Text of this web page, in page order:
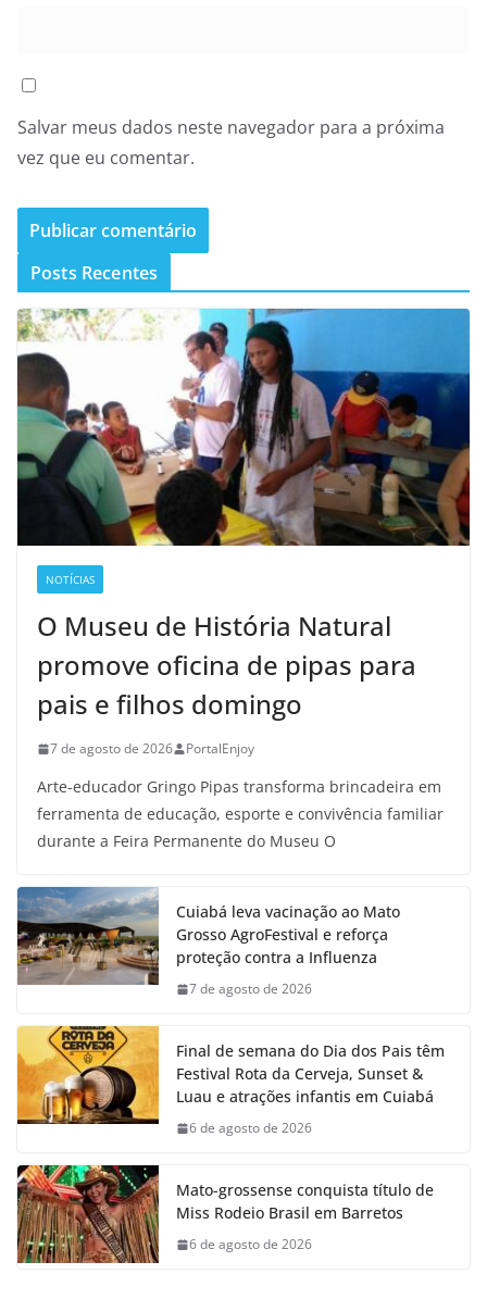
Salvar meus dados neste navegador para a próxima
vez que eu comentar.
Posts Recentes
NOTÍCIAS
O Museu de História Natural
promove oficina de pipas para
pais e filhos domingo
7 de agosto de 2026 PortalEnjoy
Arte-educador Gringo Pipas transforma brincadeira em
ferramenta de educação, esporte e convivência familiar
durante a Feira Permanente do Museu O
Cuiabá leva vacinação ao Mato
Grosso AgroFestival e reforça
proteção contra a Influenza
7 de agosto de 2026
Final de semana do Dia dos Pais têm
Festival Rota da Cerveja, Sunset &
Luau e atrações infantis em Cuiabá
6 de agosto de 2026
Mato-grossense conquista título de
Miss Rodeio Brasil em Barretos
6 de agosto de 2026